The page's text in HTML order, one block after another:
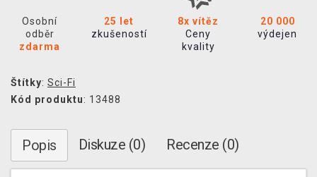
Osobní
odběr
zdarma
25 let
zkušeností
8x vítěz
Ceny
kvality
20 000
výdejen
Štítky: Sci-Fi
Kód produktu: 13488
Popis Diskuze (0) Recenze (0)